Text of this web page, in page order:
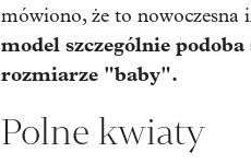
mówiono, że to nowoczesna
model szczególnie
rozmiarze "baby".
Polne kwiaty